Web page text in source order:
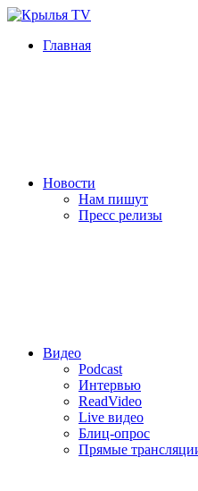
Главная
Новости
Нам пишут
Пресс релизы
Видео
Podcast
Интервью
ReadVideo
Live видео
Блиц-опрос
Прямые